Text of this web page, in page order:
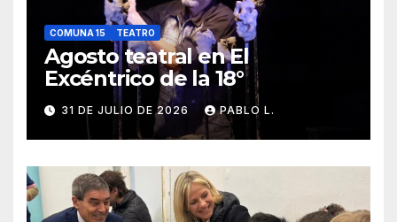
COMUNA 15 TEATRO
Agosto teatral en El
Excéntrico de la 18°
31 DE JULIO DE 2026 PABLO L.